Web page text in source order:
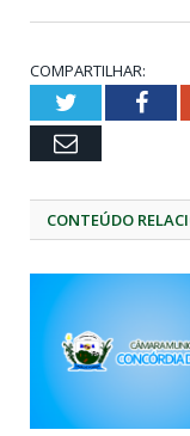
COMPARTILHAR:
Twitter
Email
CONTEÚDO